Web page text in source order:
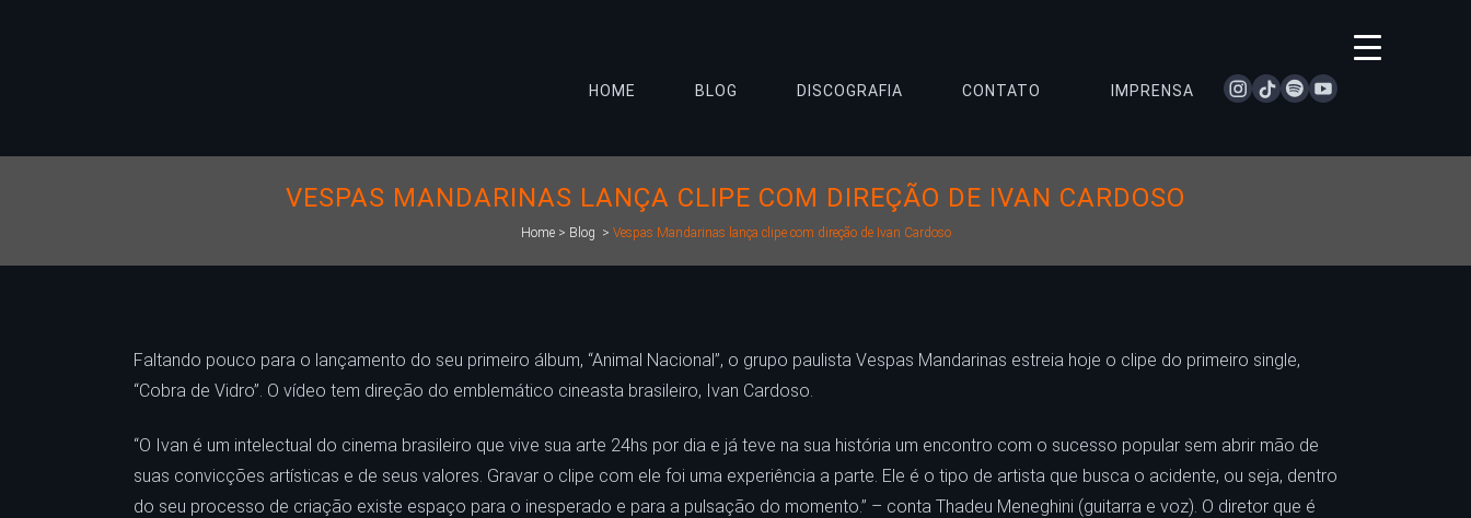
instagram
tiktokspotifyyoutube
HOME BLOG DISCOGRAFIA CONTATO IMPRENSA
VESPAS MANDARINAS LANÇA CLIPE COM DIREÇÃO DE IVAN CARDOSO
Home> Blog > Vespas Mandarinas lança clipe com direção de Ivan Cardoso
Faltando pouco para o lançamento do seu primeiro álbum, “Animal Nacional”, o grupo paulista Vespas Mandarinas estreia hoje o clipe do primeiro single,
“Cobra de Vidro”. O vídeo tem direção do emblemático cineasta brasileiro, Ivan Cardoso.
“O Ivan é um intelectual do cinema brasileiro que vive sua arte 24hs por dia e já teve na sua história um encontro com o sucesso popular sem abrir mão de
suas convicções artísticas e de seus valores. Gravar o clipe com ele foi uma experiência a parte. Ele é o tipo de artista que busca o acidente, ou seja, dentro
do seu processo de criação existe espaço para o inesperado e para a pulsação do momento.” – conta Thadeu Meneghini (guitarra e voz). O diretor que é